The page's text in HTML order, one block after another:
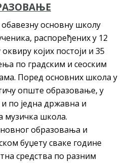
основну школу
распоређених у 12
којих постоји и 35
по градским и сеоским
Поред основних школа у
опште образовање, у
по једна државна и
музичка школа.
образовања и
буџету сваке године
средства по разним